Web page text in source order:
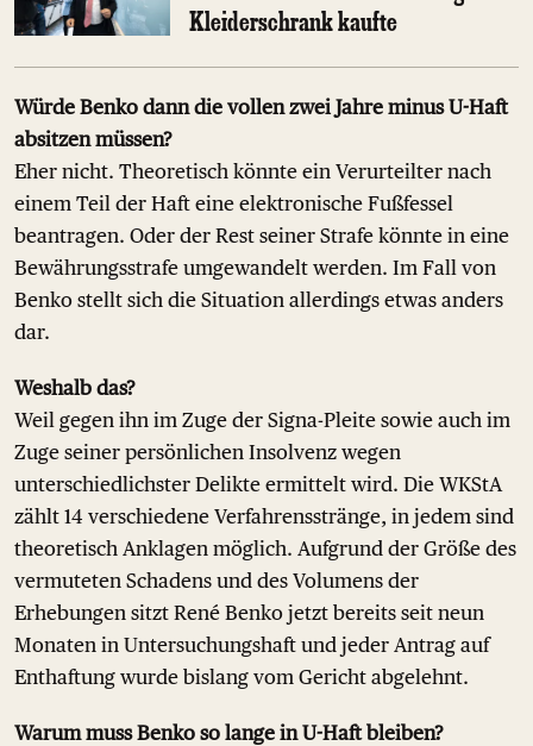
Kleiderschrank kaufte
Würde Benko dann die vollen zwei Jahre minus U-Haft
absitzen müssen?
Eher nicht. Theoretisch könnte ein Verurteilter nach
einem Teil der Haft eine elektronische Fußfessel
beantragen. Oder der Rest seiner Strafe könnte in eine
Bewährungsstrafe umgewandelt werden. Im Fall von
Benko stellt sich die Situation allerdings etwas anders
dar.
Weshalb das?
Weil gegen ihn im Zuge der Signa-Pleite sowie auch im
Zuge seiner persönlichen Insolvenz wegen
unterschiedlichster Delikte ermittelt wird. Die WKStA
zählt 14 verschiedene Verfahrensstränge, in jedem sind
theoretisch Anklagen möglich. Aufgrund der Größe des
vermuteten Schadens und des Volumens der
Erhebungen sitzt René Benko jetzt bereits seit neun
Monaten in Untersuchungshaft und jeder Antrag auf
Enthaftung wurde bislang vom Gericht abgelehnt.
Warum muss Benko so lange in U-Haft bleiben?